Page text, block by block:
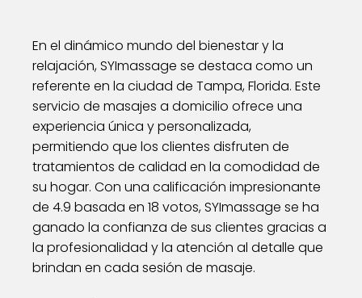
En el dinámico mundo del bienestar y la
relajación, SYImassage se destaca como un
referente en la ciudad de Tampa, Florida. Este
servicio de masajes a domicilio ofrece una
experiencia única y personalizada,
permitiendo que los clientes disfruten de
tratamientos de calidad en la comodidad de
su hogar. Con una calificación impresionante
de 4.9 basada en 18 votos, SYImassage se ha
ganado la confianza de sus clientes gracias a
la profesionalidad y la atención al detalle que
brindan en cada sesión de masaje.